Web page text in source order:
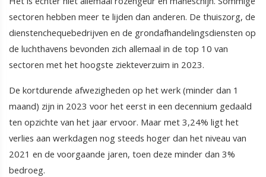
sectoren hebben meer te lijden dan anderen. De thuiszorg, de
dienstenchequebedrijven en de grondafhandelingsdiensten op
de luchthavens bevonden zich allemaal in de top 10 van
sectoren met het hoogste ziekteverzuim in 2023.
De kortdurende afwezigheden op het werk (minder dan 1
maand) zijn in 2023 voor het eerst in een decennium gedaald
ten opzichte van het jaar ervoor. Maar met 3,24% ligt het
verlies aan werkdagen nog steeds hoger dan het niveau van
2021 en de voorgaande jaren, toen deze minder dan 3%
bedroeg.